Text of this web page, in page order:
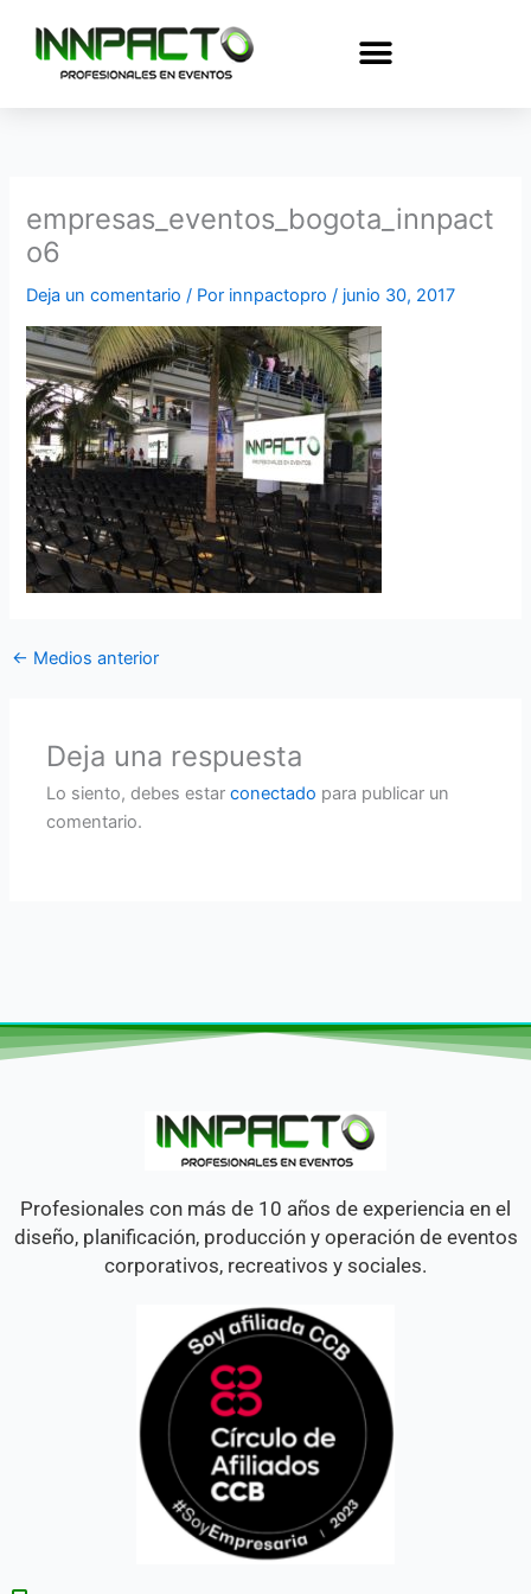
contenido
empresas_eventos_bogota_innpact
o6
Deja un comentario / Por innpactopro/ junio 30, 2017
← Medios anterior
Deja una respuesta
Lo siento, debes estarconectado para publicar un
comentario.
Profesionales con más de 10 años de experiencia en el
diseño, planificación, producción y operación de eventos
corporativos, recreativos y sociales.